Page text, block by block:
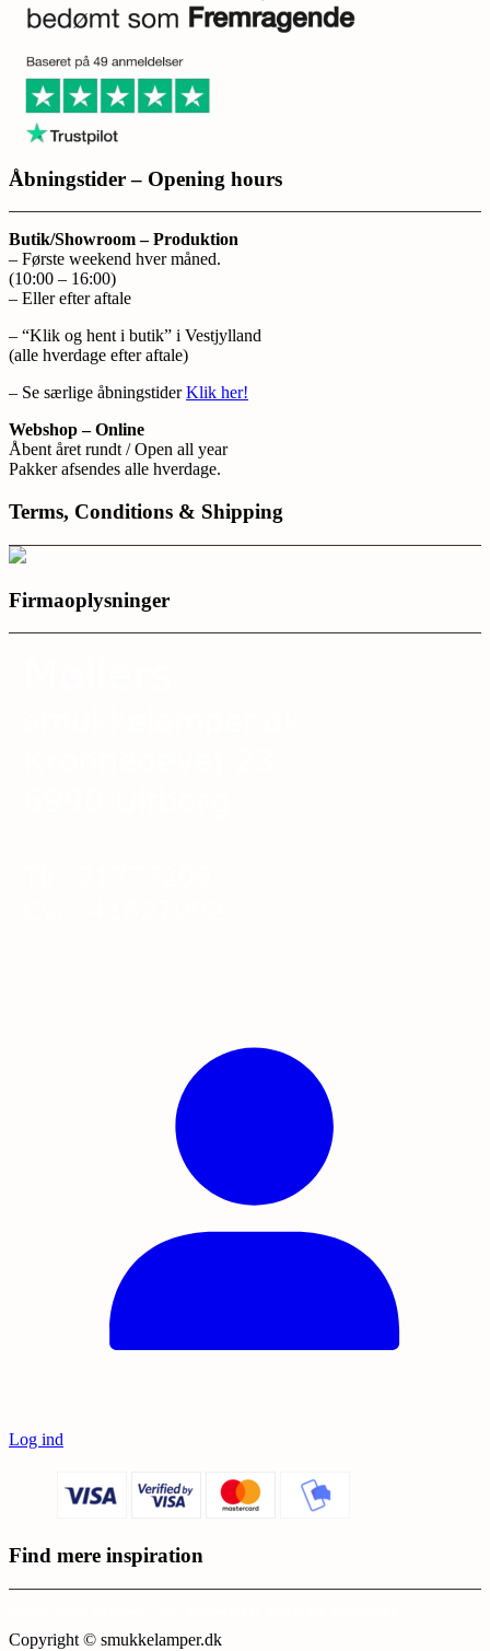
Åbningstider – Opening hours
Butik/Showroom – Produktion
– Første weekend hver måned.
(10:00 – 16:00)
– Eller efter aftale
– “Klik og hent i butik” i Vestjylland
(alle hverdage efter aftale)
– Se særlige åbningstiderKlik her!
Webshop – Online
Åbent året rundt / Open all year
Pakker afsendes alle hverdage.
Terms, Conditions & Shipping
Firmaoplysninger
Log ind
Find mere inspiration
Copyright © smukkelamper.dk